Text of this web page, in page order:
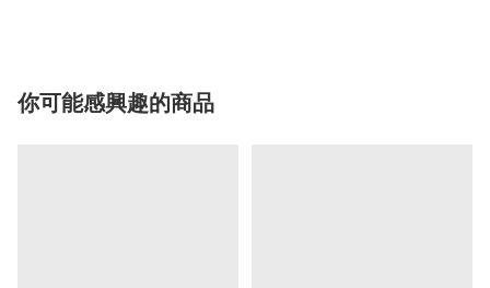
你可能感興趣的商品